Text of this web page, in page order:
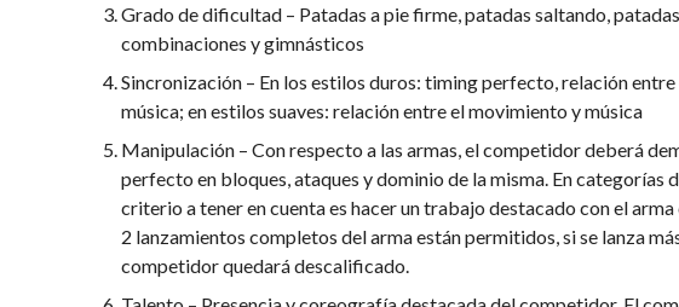
Grado de dificultad – Patadas a pie firme, patadas saltando,
combinaciones y gimnásticos
Sincronización – En los estilos duros: timing perfecto, relación
música; en estilos suaves: relación entre el movimiento y música
Manipulación – Con respecto a las armas, el competidor deberá
perfecto en bloques, ataques y dominio de la misma. En categorías
criterio a tener en cuenta es hacer un trabajo destacado con el
2 lanzamientos completos del arma están permitidos, si se lanza
competidor quedará descalificado.